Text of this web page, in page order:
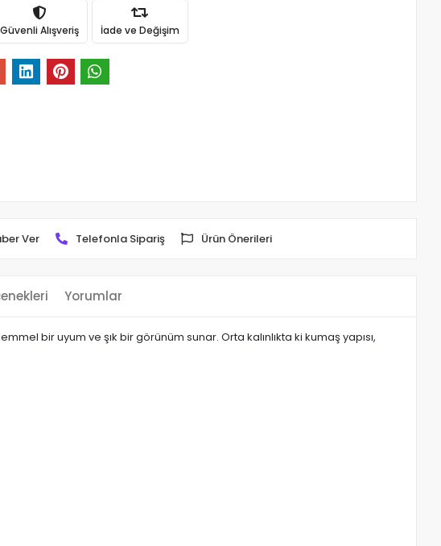
Güvenli Alışveriş İade ve Değişim
Ver Telefonla Sipariş Ürün Önerileri
Yorumlar
bir uyum ve şık bir görünüm sunar. Orta kalınlıkta ki kumaş yapısı,